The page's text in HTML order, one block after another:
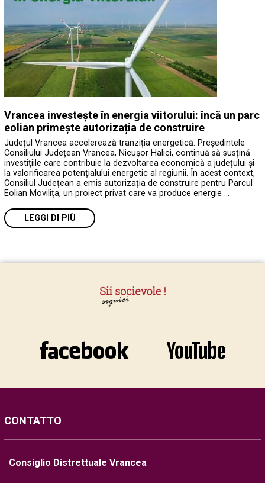
Vrancea investește în energia viitorului: încă un parc
eolian primește autorizația de construire
Județul Vrancea accelerează tranziția energetică. Președintele
Consiliului Județean Vrancea, Nicușor Halici, continuă să susțină
investițiile care contribuie la dezvoltarea economică a județului și
la valorificarea potențialului energetic al regiunii. În acest context,
Consiliul Județean a emis autorizația de construire pentru Parcul
Eolian Movilița, un proiect privat care va produce energie …
LEGGI DI PIÙ
CONTATTO
Consiglio Distrettuale Vrancea